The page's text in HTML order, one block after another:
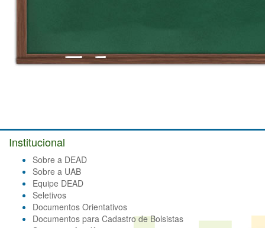
Institucional
Sobre a DEAD
Sobre a UAB
Equipe DEAD
Seletivos
Documentos Orientativos
Documentos para Cadastro de Bolsistas